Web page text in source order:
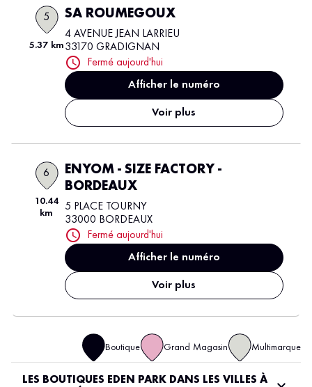
5
5.37 km
SA ROUMEGOUX
4 AVENUE JEAN LARRIEU
33170 GRADIGNAN
Fermé aujourd'hui
Afficher le numéro
Voir plus
6
10.44
km
ENYOM - SIZE FACTORY -
BORDEAUX
5 PLACE TOURNY
33000 BORDEAUX
Fermé aujourd'hui
Afficher le numéro
Voir plus
Boutique Grand Magasin Multimarque
LES BOUTIQUES EDEN PARK DANS LES VILLES À